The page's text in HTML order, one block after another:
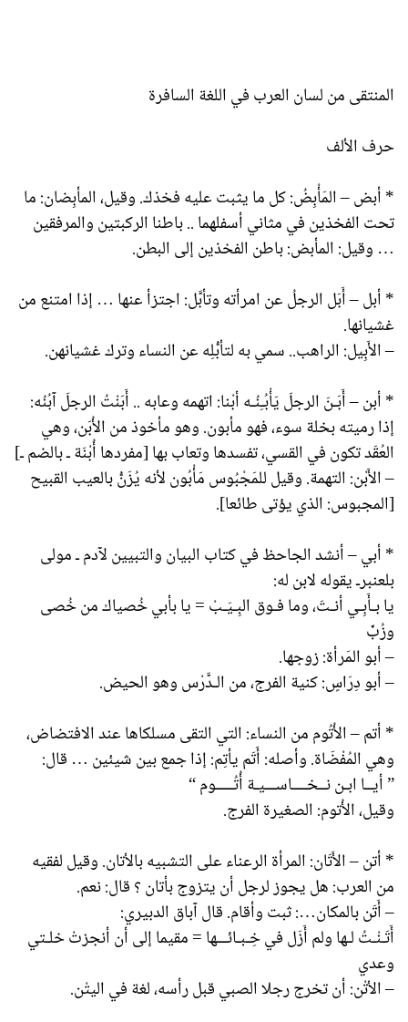
المنتقى من لسان العرب في اللغة السافرة
حرف الألف
* أبض – المَأْبِضُ: كل ما يثبت عليه فخذك. وقيل، المأبِضان: ما
تحت الفخذين في مثاني أسفلهما .. باطنا الركبتين والمرفقين
… وقيل: المأبض: باطن الفخذين إلى البطن.
* أبل – أَبَل الرجلُ عن امرأته وتأبَّل: اجتزأ عنها … إذا امتنع من
غشيانها.
– الأَبِيل: الراهب.. سمي به لتأبُّلِه عن النساء وترك غشيانهن.
* أبن – أَبَـنَ الرجلَ يَأْبُـِنُـه أبْنا: اتهمه وعابه .. أَبَنْتُ الرجلَ آبُنُه:
إذا رميته بخلة سوء، فهو مأبون. وهو مأخوذ من الأُبَن، وهي
العُقَد تكون في القسي، تفسدها وتعاب بها [مفردها أُبْنَة ـ بالضم ـ]
– الأَبْن: التهمة. وقيل للمَجْبُوس مَأْبُون لأنه يُزَنُّ بالعيب القبيح
[المجبوس: الذي يؤتى طائعا].
* أبي – أنشد الجاحظ في كتاب البيان والتبيين لآدم ـ مولى
بلعنبرـ يقوله لابن له:
يا بـأَبِـي أنـتَ، وما فـوق البِـيَـبْ = يا بأبي خُصياك من خُصى
وزُبّْ
– أبو المَرأة: زوجها.
– أبو دِرَاسٍ: كنية الفرج، من الـدَّرْس وهو الحيض.
* أتم – الأُتُوم من النساء: التي التقى مسلكاها عند الافتضاض،
وهي المُفْضَاة. وأصله: أَتَم يأتِم: إذا جمع بين شيئين … قال:
” أيــا ابـن نــخــــاســـيـة أُتُـــــوم “
وقيل، الأُتوم: الصغيرة الفرج.
* أتن – الأَتَان: المرأة الرعناء على التشبيه بالأتان. وقيل لفقيه
من العرب: هل يجوز لرجل أن يتزوج بأتان ؟ قال: نعم.
– أَتَن بالمكان…: ثبت وأقام. قال آباق الدبيري:
أَتَـنْـتُ لـها ولم أَزَل في خِـبـائـــها = مقيما إلى أن أنجزتْ خلـتي
وعدي
– الأتْن: أن تخرج رجلا الصبي قبل رأسه، لغة في اليتْن.